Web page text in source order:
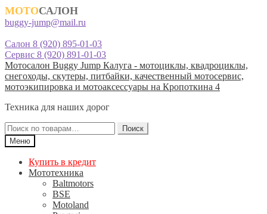
МОТОСАЛОН
buggy-jump@mail.ru
Салон 8 (920) 895-01-03
Сервис 8 (920) 891-01-03
Перейти
к
навигации
Перейти
к
содержимому
Мотосалон Buggy Jump Калуга - мотоциклы, квадроциклы,
снегоходы, скутеры, питбайки, качественный мотосервис,
мотоэкипировка и мотоаксессуары на Кропоткина 4
Техника для наших дорог
Искать:
Поиск
Меню
Купить в кредит
Мототехника
Baltmotors
BSE
Motoland